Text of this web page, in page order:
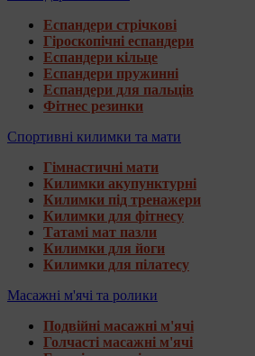
Еспандери стрічкові
Гіроскопічні еспандери
Еспандери кільце
Еспандери пружинні
Еспандери для пальців
Фітнес резинки
Спортивні килимки та мати
Гімнастичні мати
Килимки акупунктурні
Килимки під тренажери
Килимки для фітнесу
Татамі мат пазли
Килимки для йоги
Килимки для пілатесу
Масажні м'ячі та ролики
Подвійні масажні м'ячі
Голчасті масажні м'ячі